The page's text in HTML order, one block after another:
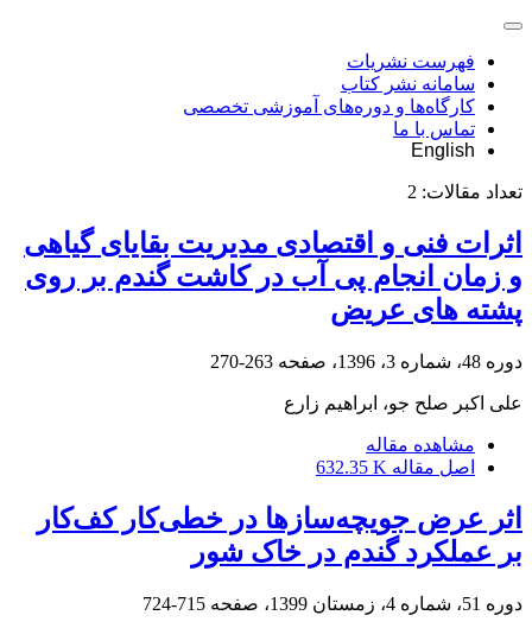
فهرست نشریات
سامانه نشر کتاب
کارگاه‌ها و دوره‌های آموزشی تخصصی
تماس با ما
English
تعداد مقالات: 2
اثرات فنی و اقتصادی مدیریت بقایای گیاهی
و زمان انجام پی آب در کاشت گندم بر روی
پشته های عریض
دوره 48، شماره 3، 1396، صفحه 263-270
علی اکبر صلح جو، ابراهیم زارع
مشاهده مقاله
اصل مقاله 632.35 K
اثر عرض جویچه‌سازها در خطی‌کار کف‌کار
بر عملکرد گندم در خاک شور
دوره 51، شماره 4، زمستان 1399، صفحه 715-724